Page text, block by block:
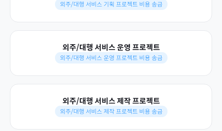
외주/대행 서비스 기획 프로젝트 비용 송금
외주/대행 서비스 운영 프로젝트
외주/대행 서비스 운영 프로젝트 비용 송금
외주/대행 서비스 제작 프로젝트
외주/대행 서비스 제작 프로젝트 비용 송금